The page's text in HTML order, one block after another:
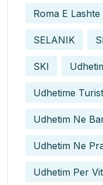
Roma E Lashte
SELANIK
SKI
Udhetime
Udhetim Ne
Udhetim Ne
Udhetim Per